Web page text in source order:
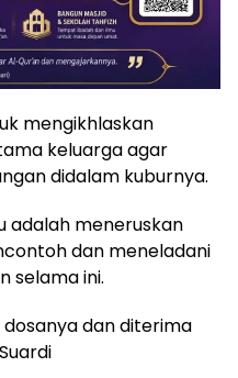
mengikhlaskan
keluarga agar
didalam kuburnya.
adalah meneruskan
dan meneladani
selama ini.
dan diterima